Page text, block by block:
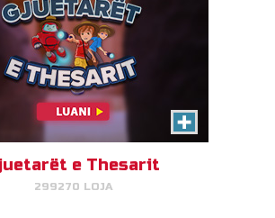
e Thesarit
299270 LOJA
Insektet
Bëni kombinime të insekteve për
të pastruar terrenin!